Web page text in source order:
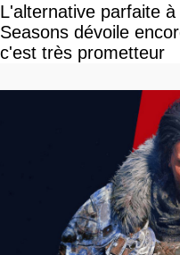
L'alternative parfaite
Seasons dévoile
c'est très prometteur